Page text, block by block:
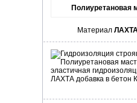
Материал